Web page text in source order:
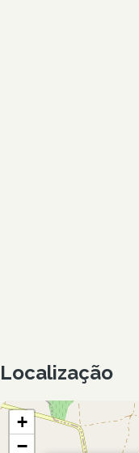
Localização
+
−